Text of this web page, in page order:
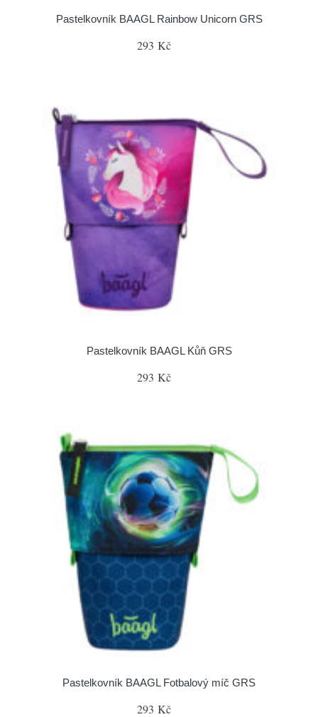
Pastelkovník BAAGL Rainbow Unicorn GRS
293 Kč
Pastelkovník BAAGL Kůň GRS
293 Kč
Pastelkovník BAAGL Fotbalový míč GRS
293 Kč